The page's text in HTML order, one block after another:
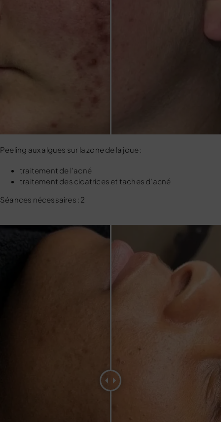
Peeling aux algues sur la zone de la joue :
traitement de l’acné
traitement des cicatrices et taches d’acné
Séances nécessaires : 2